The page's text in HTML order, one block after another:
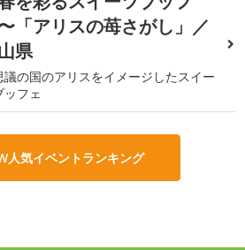
「アリスの苺さがし」／
県
議の国のアリスをイメージしたスイー
ッフェ
人気イベントランキング